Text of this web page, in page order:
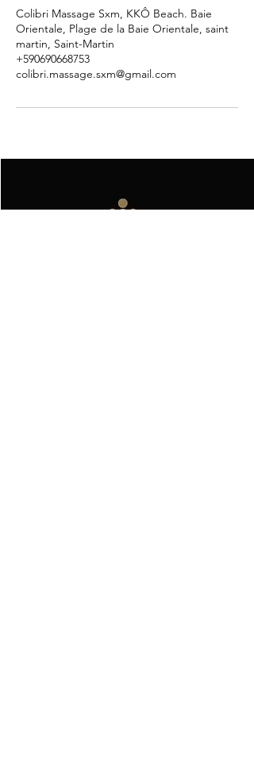
Colibri Massage Sxm, KKÔ Beach. Baie
Orientale, Plage de la Baie Orientale, saint
martin, Saint-Martin
+590690668753
colibri.massage.sxm@gmail.com